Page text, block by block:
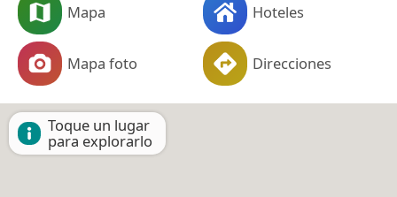
Mapa Hoteles
Mapa foto Direcciones
Toque un lugar
para explorarlo